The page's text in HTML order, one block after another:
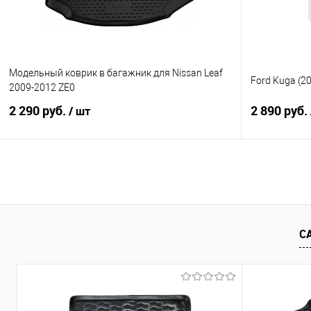
Модельный коврик в багажник для Nissan Leaf
2009-2012 ZE0
2 290 руб. / шт
Купить в 1 клик
Сравнение
Ford Kuga
2 890 руб.
Купить в 1
В